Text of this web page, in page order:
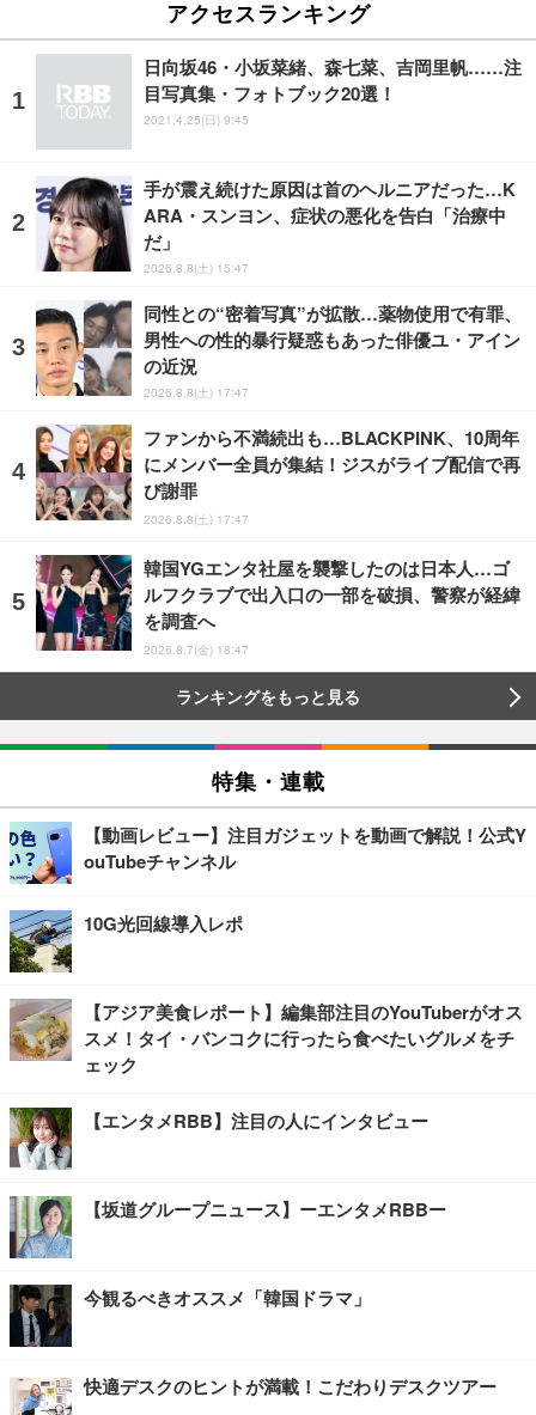
アクセスランキング
日向坂46・小坂菜緒、森七菜、吉岡里帆……注
目写真集・フォトブック20選！
2021.4.25(日) 9:45
手が震え続けた原因は首のヘルニアだった…K
ARA・スンヨン、症状の悪化を告白「治療中
だ」
2026.8.8(土) 15:47
同性との“密着写真”が拡散…薬物使用で有罪、
男性への性的暴行疑惑もあった俳優ユ・アイン
の近況
2026.8.8(土) 17:47
ファンから不満続出も…BLACKPINK、10周年
にメンバー全員が集結！ジスがライブ配信で再
び謝罪
2026.8.8(土) 17:47
韓国YGエンタ社屋を襲撃したのは日本人…ゴ
ルフクラブで出入口の一部を破損、警察が経緯
を調査へ
2026.8.7(金) 18:47
ランキングをもっと見る
特集・連載
【動画レビュー】注目ガジェットを動画で解説！公式Y
ouTubeチャンネル
10G光回線導入レポ
【アジア美食レポート】編集部注目のYouTuberがオス
スメ！タイ・バンコクに行ったら食べたいグルメをチ
ェック
【エンタメRBB】注目の人にインタビュー
【坂道グループニュース】ーエンタメRBBー
今観るべきオススメ「韓国ドラマ」
快適デスクのヒントが満載！こだわりデスクツアー